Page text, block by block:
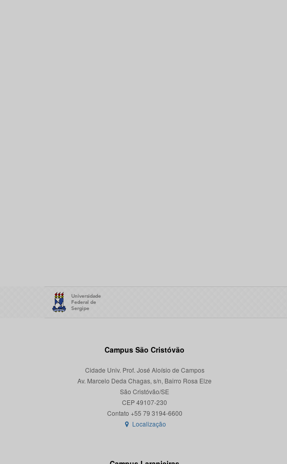
Campus São Cristóvão
Cidade Univ. Prof. José Aloísio de Campos
Av. Marcelo Deda Chagas, s/n, Bairro Rosa Elze
São Cristóvão/SE
CEP 49107-230
Localização